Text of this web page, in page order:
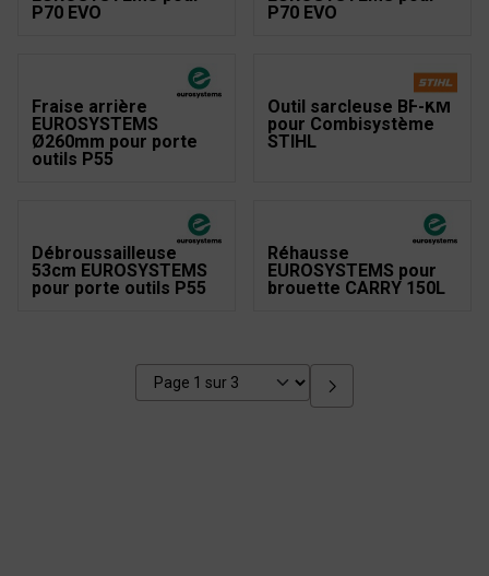
P70 EVO
P70 EVO
Fraise arrière
EUROSYSTEMS
Ø260mm pour porte
outils P55
Outil sarcleuse BF-KM
pour Combisystème
STIHL
Débroussailleuse
53cm EUROSYSTEMS
pour porte outils P55
Réhausse
EUROSYSTEMS pour
brouette CARRY 150L